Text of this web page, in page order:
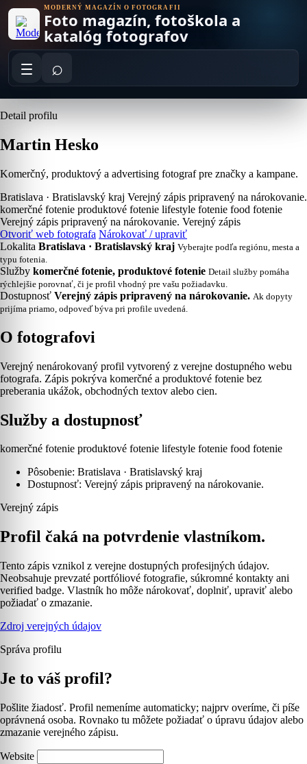
content
MODERNÝ MAGAZÍN O FOTOGRAFII
Foto magazín, fotoškola a
katalóg fotografov
⌕
Detail profilu
Martin Hesko
Komerčný, produktový a advertising fotograf pre značky a kampane.
Bratislava · Bratislavský kraj Verejný zápis pripravený na nárokovanie.
komerčné fotenie produktové fotenie lifestyle fotenie food fotenie
Verejný zápis pripravený na nárokovanie. Verejný zápis
Otvoriť web fotografa Nárokovať / upraviť
Lokalita Bratislava · Bratislavský kraj Vyberajte podľa regiónu, mesta a
typu fotenia.
Služby komerčné fotenie, produktové fotenie Detail služby pomáha
rýchlejšie porovnať, či je profil vhodný pre vašu požiadavku.
Dostupnosť Verejný zápis pripravený na nárokovanie. Ak dopyty
prijíma priamo, odpoveď býva pri profile uvedená.
O fotografovi
Verejný nenárokovaný profil vytvorený z verejne dostupného webu
fotografa. Zápis pokrýva komerčné a produktové fotenie bez
preberania ukážok, obchodných textov alebo cien.
Služby a dostupnosť
komerčné fotenie produktové fotenie lifestyle fotenie food fotenie
Pôsobenie: Bratislava · Bratislavský kraj
Dostupnosť: Verejný zápis pripravený na nárokovanie.
Verejný zápis
Profil čaká na potvrdenie vlastníkom.
Tento zápis vznikol z verejne dostupných profesijných údajov.
Neobsahuje prevzaté portfóliové fotografie, súkromné kontakty ani
verified badge. Vlastník ho môže nárokovať, doplniť, upraviť alebo
požiadať o zmazanie.
Zdroj verejných údajov
Správa profilu
Je to váš profil?
Pošlite žiadosť. Profil nemeníme automaticky; najprv overíme, či píše
oprávnená osoba. Rovnako tu môžete požiadať o úpravu údajov alebo
zmazanie verejného zápisu.
Website